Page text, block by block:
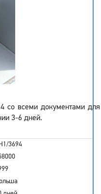
со всеми документами для
3-6 дней.
3694